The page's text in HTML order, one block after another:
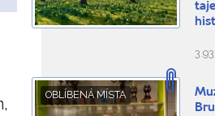
OBLÍBENÁ MÍSTA